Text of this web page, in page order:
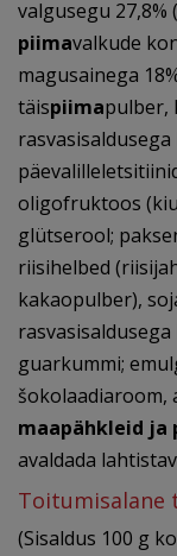
valgusegu 27,8% (
piimavalkude
magusainega
täispiimapulber,
oligofruktoos
glütserool;
riisihelbed
kakaopulber),
guarkummi;
šokolaadiaroom,
maapähkleid ja
avaldada
Toitumisalane
(Sisaldus 100 g